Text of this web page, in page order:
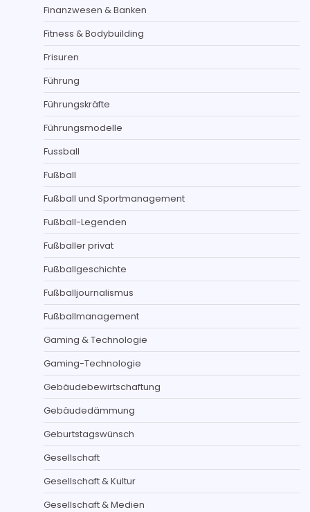
Finanzwesen & Banken
Fitness & Bodybuilding
Frisuren
Führung
Führungskräfte
Führungsmodelle
Fussball
Fußball
Fußball und Sportmanagement
Fußball-Legenden
Fußballer privat
Fußballgeschichte
Fußballjournalismus
Fußballmanagement
Gaming & Technologie
Gaming-Technologie
Gebäudebewirtschaftung
Gebäudedämmung
Geburtstagswünsch
Gesellschaft
Gesellschaft & Kultur
Gesellschaft & Medien